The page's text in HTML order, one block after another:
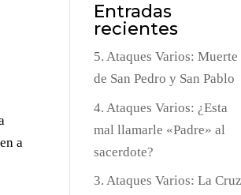
a
Entradas
recientes
5. Ataques Varios: Muerte
de San Pedro y San Pablo
4. Ataques Varios: ¿Esta
mal llamarle «Padre» al
sacerdote?
3. Ataques Varios: La